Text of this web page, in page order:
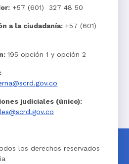
+57 (601) 327 48 50
a la ciudadanía: +57 (601)
195 opción 1 y opción 2
judiciales (único):
los derechos reservados